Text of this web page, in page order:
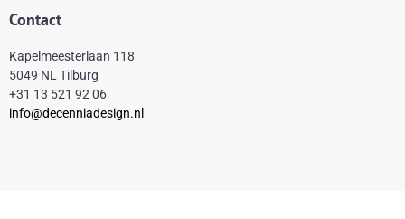
Contact
Kapelmeesterlaan 118
5049 NL Tilburg
+31 13 521 92 06
info@decenniadesign.nl